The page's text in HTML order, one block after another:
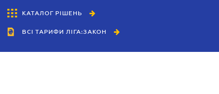
КАТАЛОГ РІШЕНЬ
ВСІ ТАРИФИ ЛІГА:ЗАКОН